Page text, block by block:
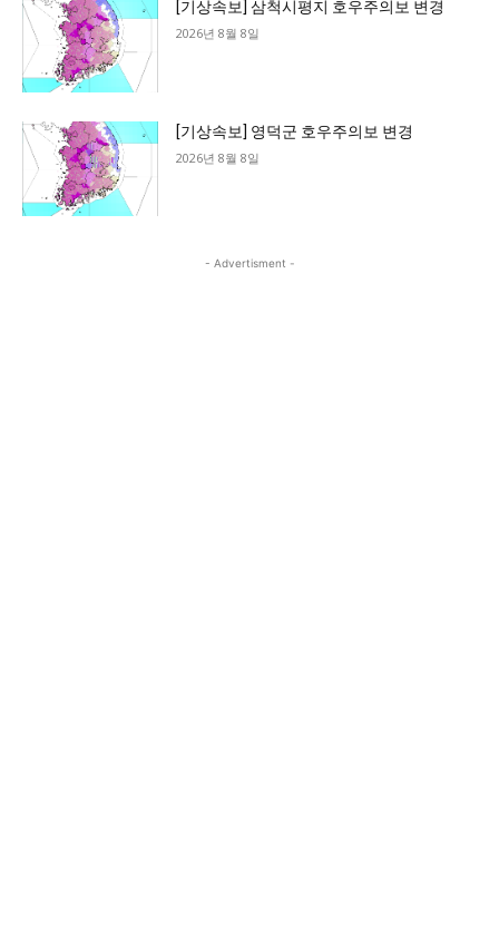
[기상속보] 삼척시평지 호우주의보 변경
2026년 8월 8일
[기상속보] 영덕군 호우주의보 변경
2026년 8월 8일
- Advertisment -